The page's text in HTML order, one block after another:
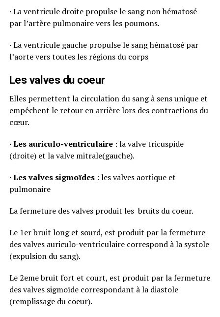
· La ventricule droite propulse le sang non hématosé
par l’artère pulmonaire vers les poumons.
· La ventricule gauche propulse le sang hématosé par
l’aorte vers toutes les régions du corps
Les valves du coeur
Elles permettent la circulation du sang à sens unique et
empêchent le retour en arrière lors des contractions du
cœur.
· Les auriculo-ventriculaire: la valve tricuspide
(droite) et la valve mitrale(gauche).
· Les valves sigmoïdes: les valves aortique et
pulmonaire
La fermeture des valves produit les bruits du coeur.
Le 1er bruit long et sourd, est produit par la fermeture
des valves auriculo-ventriculaire correspond à la systole
(expulsion du sang).
Le 2eme bruit fort et court, est produit par la fermeture
des valves sigmoïde correspondant à la diastole
(remplissage du coeur).